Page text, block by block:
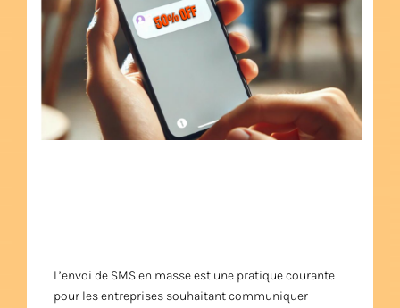
L’envoi de SMS en masse est une pratique courante
pour les entreprises souhaitant communiquer